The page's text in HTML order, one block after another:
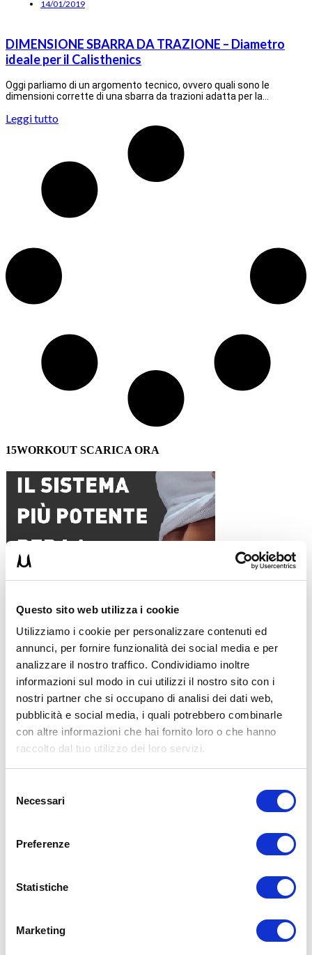
Questo sito web utilizza i cookie
Utilizziamo i cookie per personalizzare contenuti ed
annunci, per fornire funzionalità dei social media e per
analizzare il nostro traffico. Condividiamo inoltre
informazioni sul modo in cui utilizzi il nostro sito con i
nostri partner che si occupano di analisi dei dati web,
pubblicità e social media, i quali potrebbero combinarle
con altre informazioni che hai fornito loro o che hanno
raccolto dal tuo utilizzo dei loro servizi.
delNecessari
Preferenze
Statistiche
Marketing
14/01/2019
DIMENSIONE SBARRA DA TRAZIONE – Diametro
ideale per il Calisthenics
Oggi parliamo di un argomento tecnico, ovvero quali sono le
dimensioni corrette di una sbarra da trazioni adatta per la…
Leggi tutto
15WORKOUT SCARICA ORA
ALLENATI CON ME!
15WORKOUT